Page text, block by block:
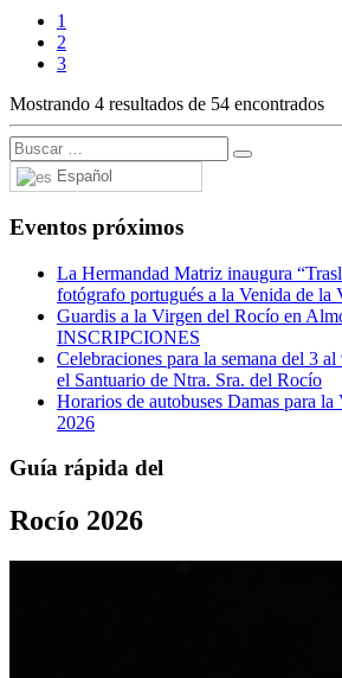
1
2
3
Mostrando 4 resultados de 54 encontrados
Español
Eventos próximos
La Hermandad Matriz inaugura
fotógrafo portugués a la Venida de la
Guardis a la Virgen del Rocío en
INSCRIPCIONES
Celebraciones para la semana del 3
el Santuario de Ntra. Sra. del Rocío
Horarios de autobuses Damas para
2026
Guía rápida del
Rocío 2026